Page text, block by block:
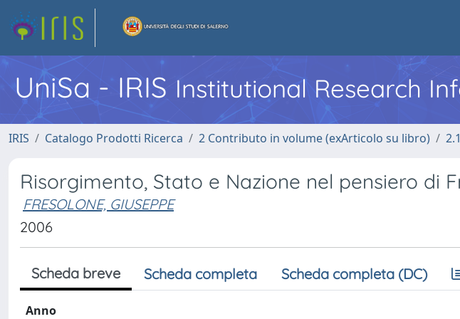
UniSa - IRIS Institutional Research
IRIS Catalogo Prodotti Ricerca 2 Contributo in volume (exArticolo su libro)
Risorgimento, Stato e Nazione nel pensiero di
FRESOLONE, GIUSEPPE
2006
Scheda breve Scheda completa Scheda completa (DC)
Anno